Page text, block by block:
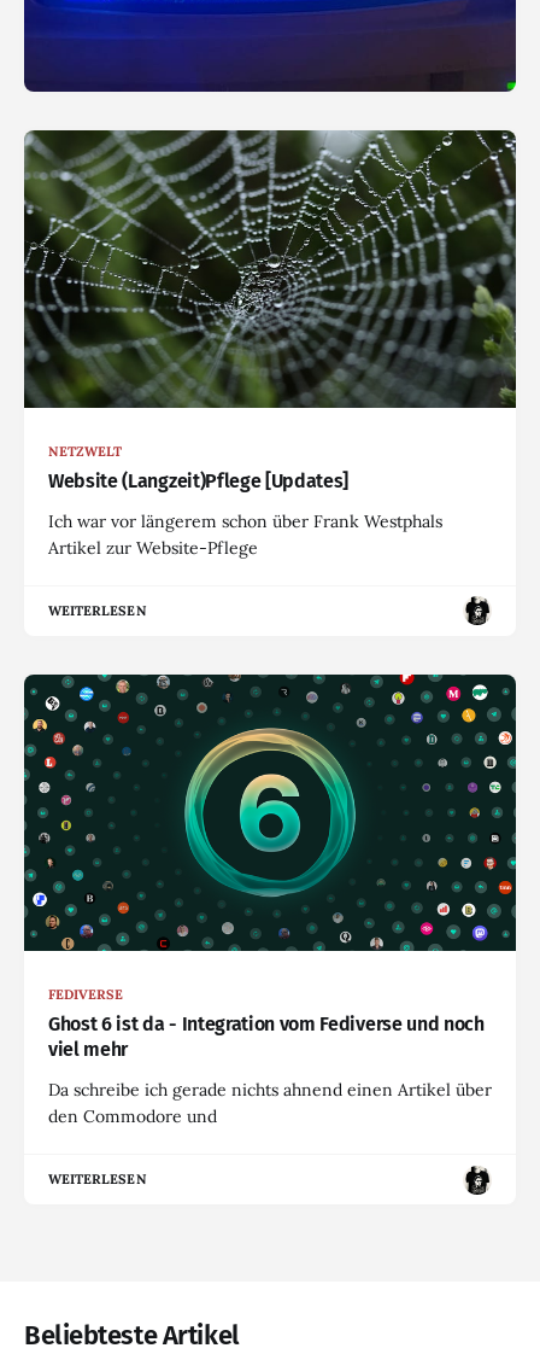
NETZWELT
Website (Langzeit)Pflege [Updates]
Ich war vor längerem schon über Frank Westphals
Artikel zur Website-Pflege
WEITERLESEN
FEDIVERSE
Ghost 6 ist da - Integration vom Fediverse und noch
viel mehr
Da schreibe ich gerade nichts ahnend einen Artikel über
den Commodore und
WEITERLESEN
Beliebteste Artikel